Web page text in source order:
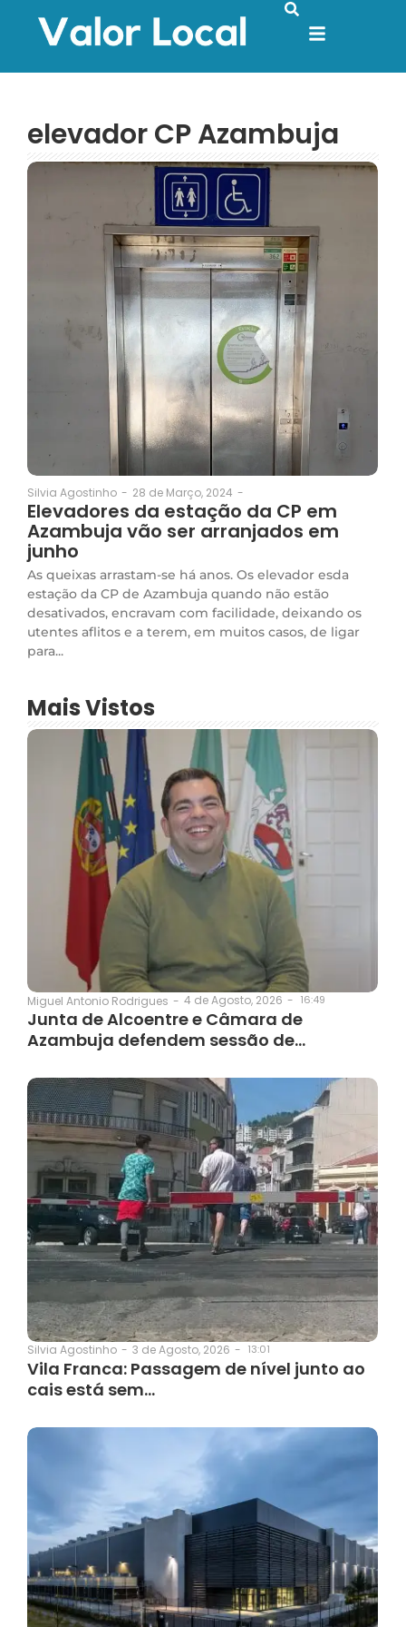
elevador CP Azambuja
Silvia Agostinho - 28 de Março, 2024 -
Elevadores da estação da CP em
Azambuja vão ser arranjados em
junho
As queixas arrastam-se há anos. Os elevador esda
estação da CP de Azambuja quando não estão
desativados, encravam com facilidade, deixando os
utentes aflitos e a terem, em muitos casos, de ligar
para...
Mais Vistos
Miguel Antonio Rodrigues - 4 de Agosto, 2026 - 16:49
Junta de Alcoentre e Câmara de
Azambuja defendem sessão de…
Silvia Agostinho - 3 de Agosto, 2026 - 13:01
Vila Franca: Passagem de nível junto ao
cais está sem…